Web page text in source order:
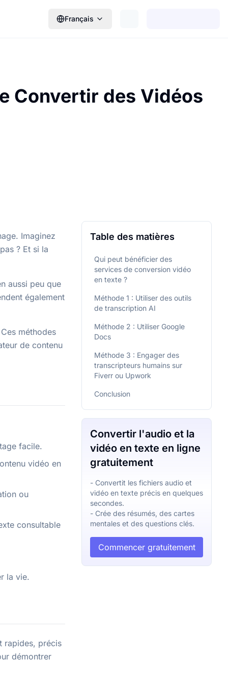
Français
Convertir des Vidéos
Imaginez
? Et si la
aussi peu que
également
méthodes
de contenu
facile.
vidéo en
ou
consultable
la vie.
rapides, précis
démontrer
Table des matières
Qui peut bénéficier des
services de conversion vidéo
en texte ?
Méthode 1 : Utiliser des outils
de transcription AI
Méthode 2 : Utiliser Google
Docs
Méthode 3 : Engager des
transcripteurs humains sur
Fiverr ou Upwork
Conclusion
Convertir l'audio et la
vidéo en texte en ligne
gratuitement
- Convertit les fichiers audio et
vidéo en texte précis en quelques
secondes.
- Crée des résumés, des cartes
mentales et des questions clés.
Commencer gratuitement